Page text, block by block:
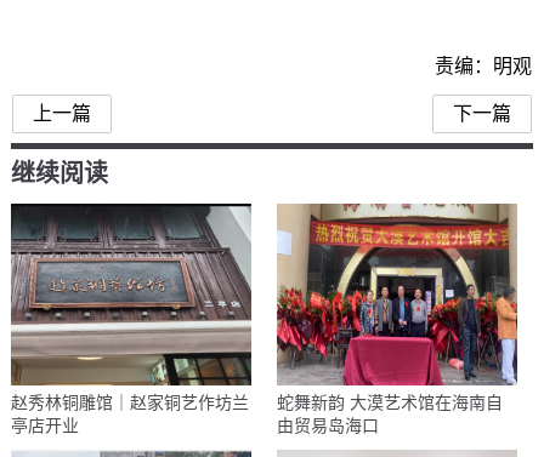
责编：明观
上一篇 下一篇
继续阅读
赵秀林铜雕馆｜赵家铜艺作坊兰
亭店开业
蛇舞新韵 大漠艺术馆在海南自
由贸易岛海口